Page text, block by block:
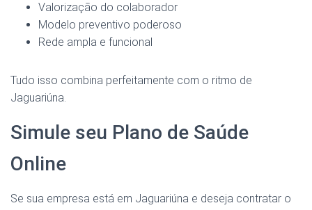
Valorização do colaborador
Modelo preventivo poderoso
Rede ampla e funcional
Tudo isso combina perfeitamente com o ritmo de
Jaguariúna.
Simule seu Plano de Saúde
Online
Se sua empresa está em Jaguariúna e deseja contratar o